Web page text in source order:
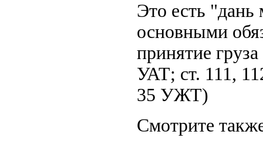
Это есть "дань
основными
принятие
УАТ; ст. 111,
35 УЖТ)
Смотрите